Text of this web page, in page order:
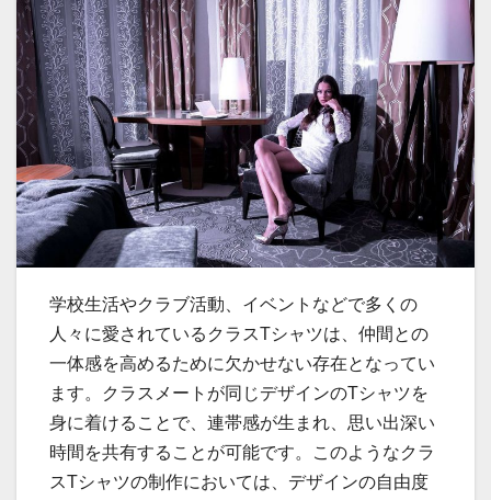
学校生活やクラブ活動、イベントなどで多くの
人々に愛されているクラスTシャツは、仲間との
一体感を高めるために欠かせない存在となってい
ます。
クラスメートが同じデザインのTシャツを
身に着けることで、連帯感が生まれ、思い出深い
時間を共有することが可能です。このようなクラ
スTシャツの制作においては、デザインの自由度